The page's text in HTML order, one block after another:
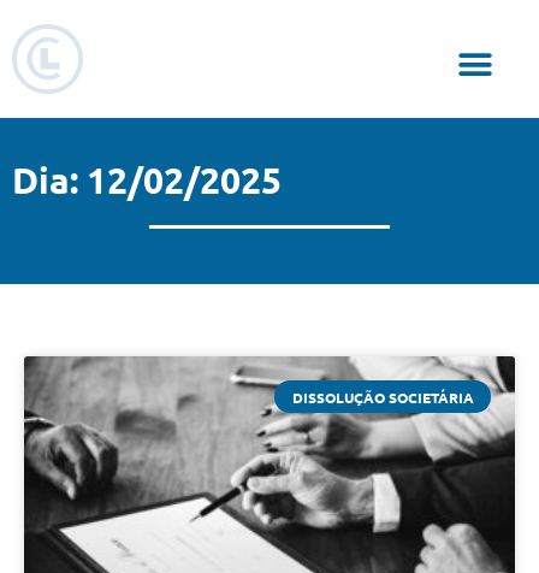
Dia: 12/02/2025
DISSOLUÇÃO SOCIETÁRIA